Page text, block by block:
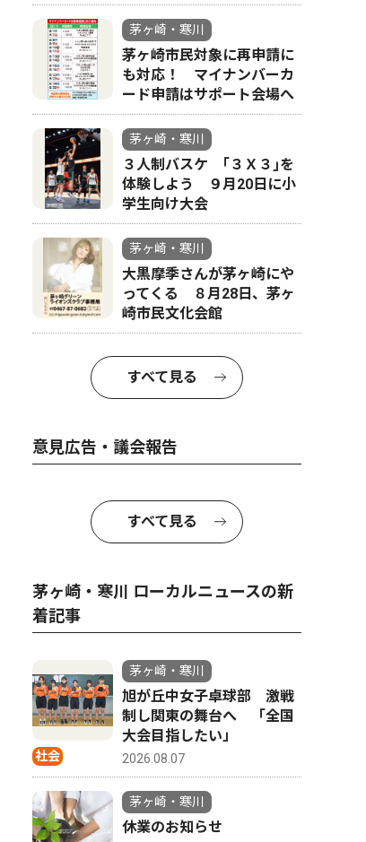
4
文化
茅ヶ崎・寒川 2026.08.04
茅ヶ崎・寒川
茅ヶ崎市民対象に再申請に
も対応！ マイナンバーカ
ード申請はサポート会場へ
茅ヶ崎・寒川
３人制バスケ ｢３Ｘ３｣を
体験しよう ９月20日に小
学生向け大会
茅ヶ崎・寒川
大黒摩季さんが茅ヶ崎にや
ってくる ８月28日、茅ヶ
崎市民文化会館
すべて見る
意見広告・議会報告
すべて見る
茅ヶ崎・寒川 ローカルニュースの新
着記事
社会
茅ヶ崎・寒川
旭が丘中女子卓球部 激戦
制し関東の舞台へ 「全国
大会目指したい」
2026.08.07
茅ヶ崎・寒川
休業のお知らせ